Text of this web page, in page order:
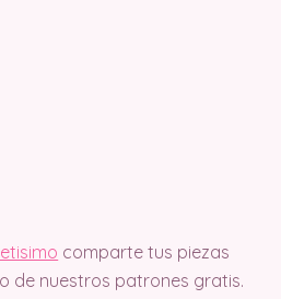
comparte tus piezas
de nuestros patrones gratis.